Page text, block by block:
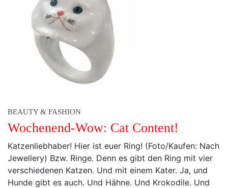
BEAUTY & FASHION
Wochenend-Wow: Cat Content!
Katzenliebhaber! Hier ist euer Ring! (Foto/Kaufen: Nach
Jewellery) Bzw. Ringe. Denn es gibt den Ring mit vier
verschiedenen Katzen. Und mit einem Kater. Ja, und
Hunde gibt es auch. Und Hähne. Und Krokodile. Und